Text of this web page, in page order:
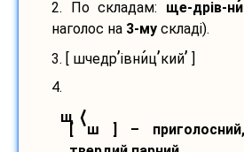
2. По складам: ще-дрів-ни
наголос на 3-му складі).
3. [ шчедр’івниц’кий’
4.
щ ⟨
[ ш ] – приголосний,